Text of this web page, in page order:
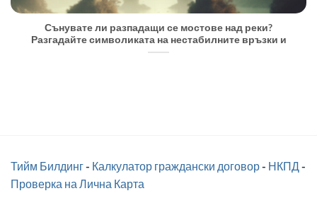
Сънувате ли разпадащи се мостове над реки?
Разгадайте символиката на нестабилните връзки и
Тийм Билдинг- Калкулатор граждански договор- НКПД-
Проверка на Лична Карта